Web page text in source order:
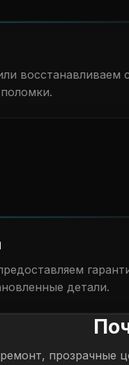
восстанавливаем
детали.
прозрачные